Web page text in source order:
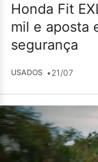
Honda Fit
mil e aposta
segurança
USADOS •21/07